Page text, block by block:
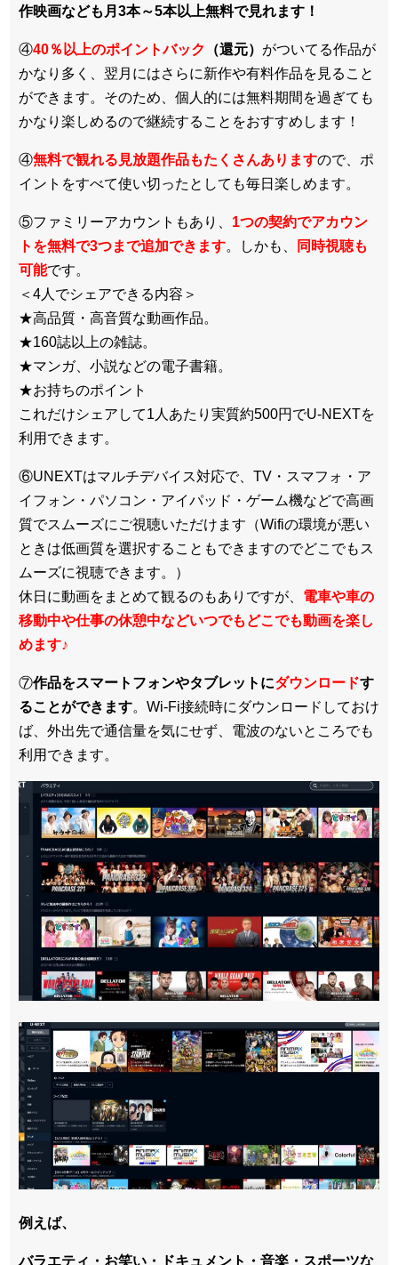
作映画なども月3本～5本以上無料で見れます！
④40％以上のポイントバック （還元） がついてる作品が
かなり多く、翌月にはさらに新作や有料作品を見ること
ができます。そのため、個人的には無料期間を過ぎても
かなり楽しめるので継続することをおすすめします！
④無料で観れる見放題作品もたくさんありますので、ポ
イントをすべて使い切ったとしても毎日楽しめます。
⑤ファミリーアカウントもあり、 1つの契約でアカウン
トを無料で3つまで追加できます。しかも、
同時視聴も
可能です。
＜4人でシェアできる内容＞
★高品質・高音質な動画作品。
★160誌以上の雑誌。
★マンガ、小説などの電子書籍。
★お持ちのポイント
これだけシェアして1人あたり実質約500円でU-NEXTを
利用できます。
⑥UNEXTはマルチデバイス対応で、TV・スマフォ・ア
イフォン・パソコン・アイパッド・ゲーム機などで高画
質でスムーズにご視聴いただけます（Wifiの環境が悪い
ときは低画質を選択することもできますのでどこでもス
ムーズに視聴できます。）
休日に動画をまとめて観るのもありですが、 電車や車の
移動中や仕事の休憩中などいつでもどこでも動画を楽し
めます♪
⑦作品をスマートフォンやタブレットにダウンロードす
ることができます。Wi-Fi接続時にダウンロードしておけ
ば、外出先で通信量を気にせず、電波のないところでも
利用できます。
例えば、
バラエティ・お笑い・ドキュメント・音楽・スポーツな